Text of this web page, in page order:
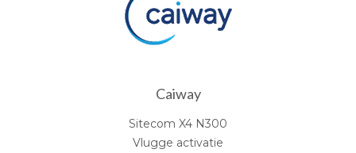
Caiway
Sitecom X4 N300
Vlugge activatie